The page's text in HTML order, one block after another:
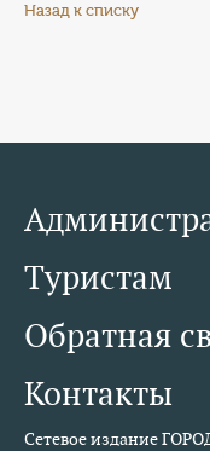
Назад к списку
Туристам
Обратная
Контакты
Сетевое издание